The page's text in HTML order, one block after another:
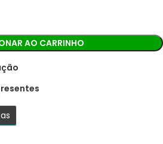
você receberá os detalhes para
AO CARRINHO